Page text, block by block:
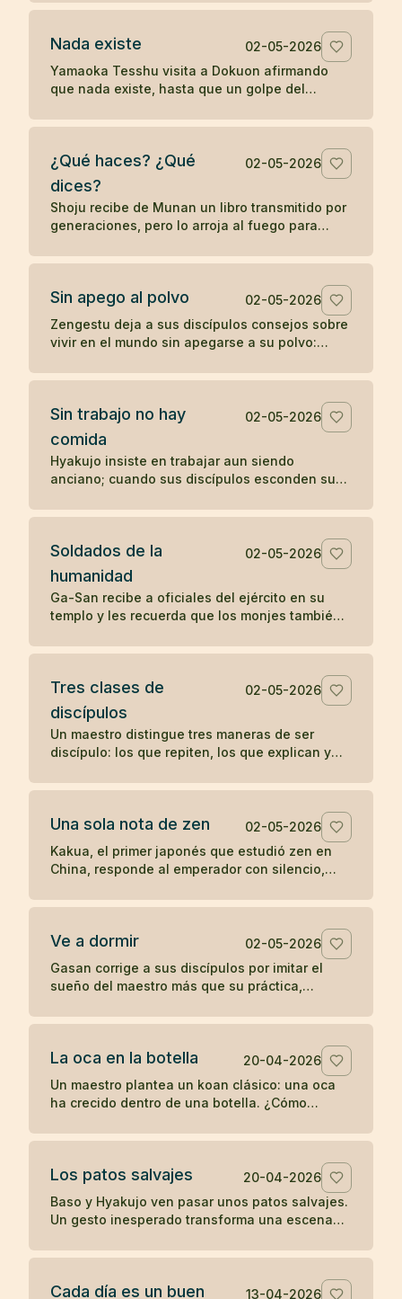
palabras sin despertar.
Nada existe
02-05-2026
Yamaoka Tesshu visita a Dokuon afirmando
que nada existe, hasta que un golpe del
con fuerza.
¿Qué haces? ¿Qué
dices?
02-05-2026
Shoju recibe de Munan un libro transmitido por
generaciones, pero lo arroja al fuego para
de un símbolo.
Sin apego al polvo
02-05-2026
Zengestu deja a sus discípulos consejos sobre
vivir en el mundo sin apegarse a su polvo:
Sin trabajo no hay
comida
02-05-2026
Hyakujo insiste en trabajar aun siendo
anciano; cuando sus discípulos esconden sus
comprenden su enseñanza.
Soldados de la
humanidad
02-05-2026
Ga-San recibe a oficiales del ejército en su
templo y les recuerda que los monjes también
todos los seres.
Tres clases de
discípulos
02-05-2026
Un maestro distingue tres maneras de ser
discípulo: los que repiten, los que explican y
Una sola nota de zen
02-05-2026
Kakua, el primer japonés que estudió zen en
China, responde al emperador con silencio,
desaparecer.
Ve a dormir
02-05-2026
Gasan corrige a sus discípulos por imitar el
sueño del maestro más que su práctica,
no retirarse antes de tiempo.
La oca en la botella
20-04-2026
Un maestro plantea un koan clásico: una oca
ha crecido dentro de una botella. ¿Cómo
Los patos salvajes
20-04-2026
Baso y Hyakujo ven pasar unos patos salvajes.
Un gesto inesperado transforma una escena
percepción.
Cada día es un buen
13-04-2026